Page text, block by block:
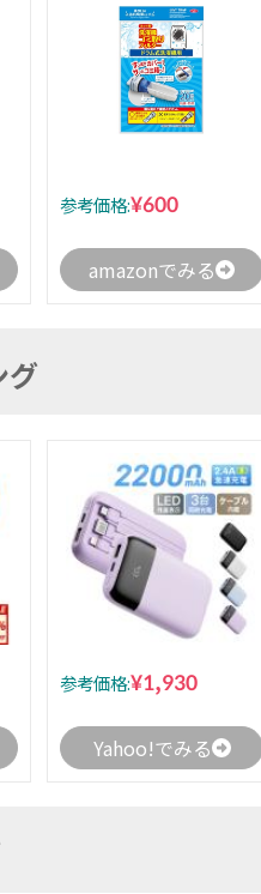
参考価格:¥600
amazonでみる
グ
参考価格:¥1,930
Yahoo!でみる